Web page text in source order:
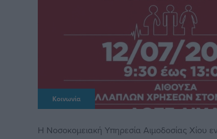
Κοινωνία
Η Νοσοκομειακή Υπηρεσία Αιμοδοσίας Χίου